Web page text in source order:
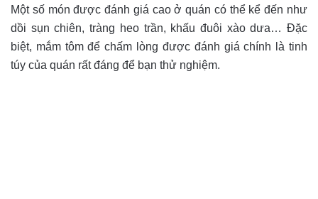
Một số món được đánh giá cao ở quán có thể kể đến như
dồi sụn chiên, tràng heo trần, khấu đuôi xào dưa… Đặc
biệt, mắm tôm để chấm lòng được đánh giá chính là tinh
túy của quán rất đáng để bạn thử nghiệm.